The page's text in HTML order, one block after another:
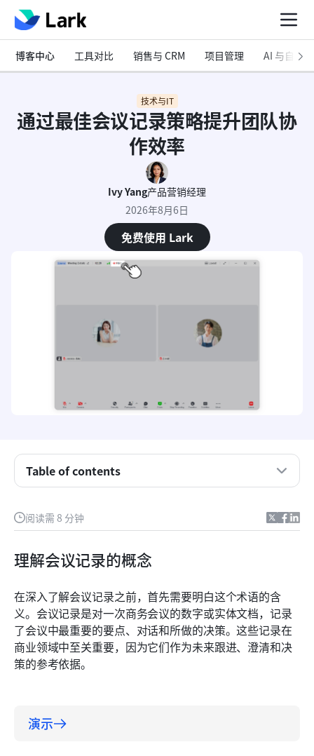
博客中心 工具对比 销售与 CRM 项目管理 AI 与自动化
技术与IT
通过最佳会议记录策略提升团队协
作效率
Ivy Yang产品营销经理
2026年8月6日
免费使用 Lark
阅读需 8 分钟
理解会议记录的概念
在深入了解会议记录之前，首先需要明白这个术语的含
义。会议记录是对一次商务会议的数字或实体文档，记录
了会议中最重要的要点、对话和所做的决策。这些记录在
商业领域中至关重要，因为它们作为未来跟进、澄清和决
策的参考依据。
演示
Table of contents
为什么录制会议很重要：它们的好处
会议记录工具的主要功能
为您的商业版选择合适的会议录制工具
使用Lark的会议录制功能简要说明
Lark会议录制功能的最佳使用场景
关于Lark已开启会议录制功能的常见问题解答